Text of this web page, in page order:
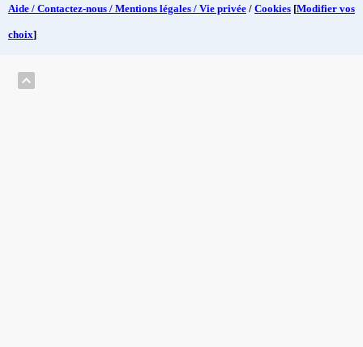
Aide / Contactez-nous / Mentions légales / Vie privée / Cookies [Modifier vos
choix]